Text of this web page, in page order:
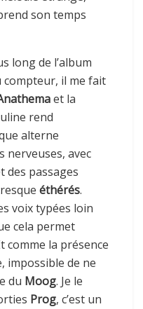
son temps
long de l’album
compteur, il me fait
et la
rend
alterne
nerveuses, avec
des passages
éthérés.
voix typées loin
cela permet
comme la présence
impossible de ne
du Moog. Je le
Prog, c’est un